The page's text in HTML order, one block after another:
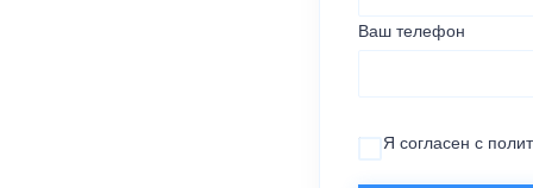
Ваш телефон
Я согласен с